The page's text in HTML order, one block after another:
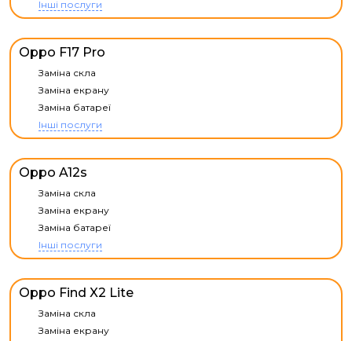
Інші послуги
Oppo F17 Pro
Заміна скла
Заміна екрану
Заміна батареї
Інші послуги
Oppo A12s
Заміна скла
Заміна екрану
Заміна батареї
Інші послуги
Oppo Find X2 Lite
Заміна скла
Заміна екрану